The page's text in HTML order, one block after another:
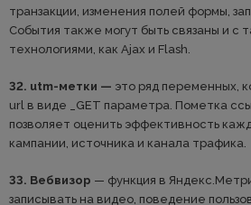
транзакции, изменения полей формы,
События также могут быть связаны и с
технологиями, как Ajax и Flash.
32. utm-метки — это ряд переменных,
url в виде _GET параметра. Пометка
позволяет оценить эффективность
кампании, источника и канала трафика.
33. Вебвизор — функция в
записывать на видео, поведение